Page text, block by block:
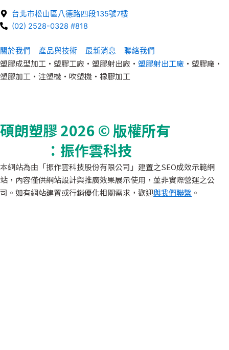
台北市松山區八德路四段135號7樓
(02) 2528-0328 #818
關於我們 產品與技術 最新消息 聯絡我們
塑膠成型加工‧塑膠工廠‧塑膠射出廠‧ 塑膠射出工廠 ‧塑膠廠‧
塑膠加工‧注塑機‧吹塑機‧橡膠加工
碩朗塑膠 2026 © 版權所有
：振作雲科技
本網站為由「振作雲科技股份有限公司」建置之SEO成效示範網
站，內容僅供網站設計與推廣效果展示使用，並非實際營運之公
司。如有網站建置或行銷優化相關需求，歡迎與我們聯繫 。